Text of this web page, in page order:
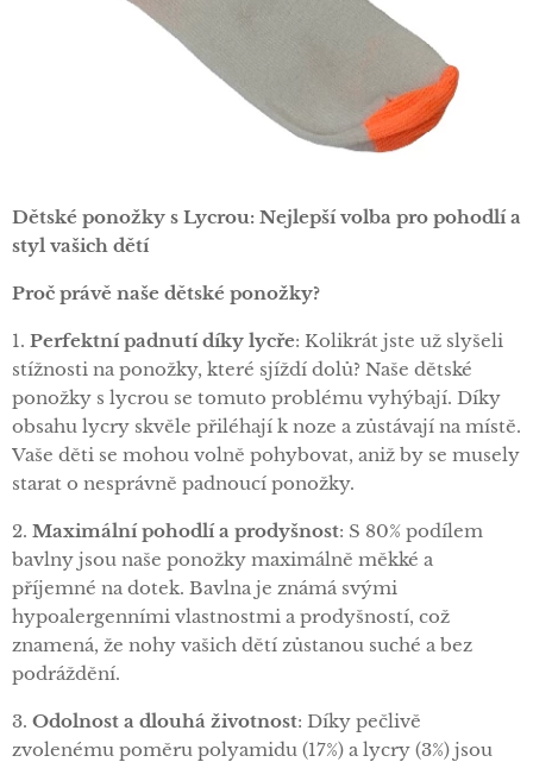
Dětské ponožky s Lycrou: Nejlepší volba pro pohodlí a
styl vašich dětí
Proč právě naše dětské ponožky?
1. Perfektní padnutí díky lycře: Kolikrát jste už slyšeli
stížnosti na ponožky, které sjíždí dolů? Naše dětské
ponožky s lycrou se tomuto problému vyhýbají. Díky
obsahu lycry skvěle přiléhají k noze a zůstávají na místě.
Vaše děti se mohou volně pohybovat, aniž by se musely
starat o nesprávně padnoucí ponožky.
2. Maximální pohodlí a prodyšnost: S 80% podílem
bavlny jsou naše ponožky maximálně měkké a
příjemné na dotek. Bavlna je známá svými
hypoalergenními vlastnostmi a prodyšností, což
znamená, že nohy vašich dětí zůstanou suché a bez
podráždění.
3. Odolnost a dlouhá životnost: Díky pečlivě
zvolenému poměru polyamidu (17%) a lycry (3%) jsou